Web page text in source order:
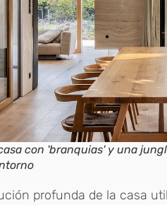
con 'branquias' y una
profunda de la casa